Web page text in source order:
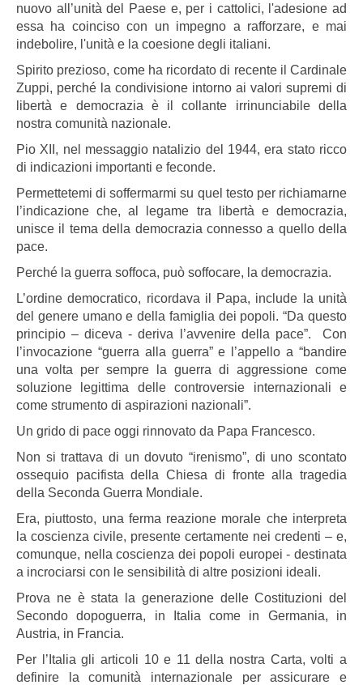
nuovo all’unità del Paese e, per i cattolici, l'adesione ad
essa ha coinciso con un impegno a rafforzare, e mai
indebolire, l'unità e la coesione degli italiani.
Spirito prezioso, come ha ricordato di recente il Cardinale
Zuppi, perché la condivisione intorno ai valori supremi di
libertà e democrazia è il collante irrinunciabile della
nostra comunità nazionale.
Pio XII, nel messaggio natalizio del 1944, era stato ricco
di indicazioni importanti e feconde.
Permettetemi di soffermarmi su quel testo per richiamarne
l’indicazione che, al legame tra libertà e democrazia,
unisce il tema della democrazia connesso a quello della
pace.
Perché la guerra soffoca, può soffocare, la democrazia.
L’ordine democratico, ricordava il Papa, include la unità
del genere umano e della famiglia dei popoli. “Da questo
principio – diceva - deriva l’avvenire della pace”. Con
l’invocazione “guerra alla guerra” e l’appello a “bandire
una volta per sempre la guerra di aggressione come
soluzione legittima delle controversie internazionali e
come strumento di aspirazioni nazionali”.
Un grido di pace oggi rinnovato da Papa Francesco.
Non si trattava di un dovuto “irenismo”, di uno scontato
ossequio pacifista della Chiesa di fronte alla tragedia
della Seconda Guerra Mondiale.
Era, piuttosto, una ferma reazione morale che interpreta
la coscienza civile, presente certamente nei credenti – e,
comunque, nella coscienza dei popoli europei - destinata
a incrociarsi con le sensibilità di altre posizioni ideali.
Prova ne è stata la generazione delle Costituzioni del
Secondo dopoguerra, in Italia come in Germania, in
Austria, in Francia.
Per l’Italia gli articoli 10 e 11 della nostra Carta, volti a
definire la comunità internazionale per assicurare e